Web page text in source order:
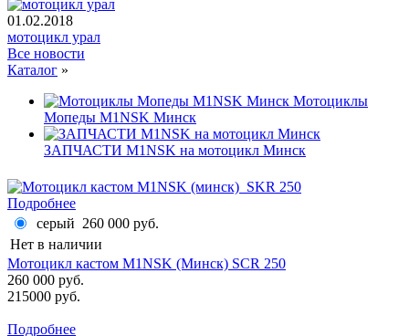
01.02.2018
мотоцикл урал
Все новости
Каталог »
Мотоциклы
Мопеды M1NSK Минск
ЗАПЧАСТИ M1NSK на мотоцикл Минск
Подробнее
серый 260 000 руб.
Нет в наличии
Мотоцикл кастом M1NSK (Минск) SСR 250
260 000 руб.
215000 руб.
Подробнее